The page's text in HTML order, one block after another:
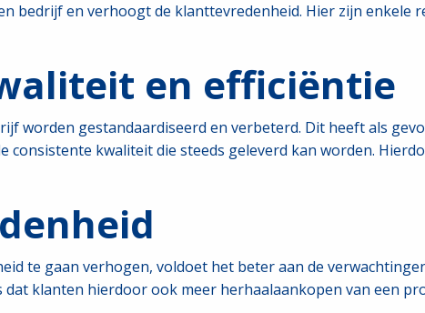
bedrijf en verhoogt de klanttevredenheid. Hier zijn enkele
en efficiëntie
worden gestandaardiseerd en verbeterd. Dit heeft als
kwaliteit die steeds geleverd kan worden.
te gaan verhogen, voldoet het beter aan de
klanten hierdoor ook meer herhaalaankopen van een